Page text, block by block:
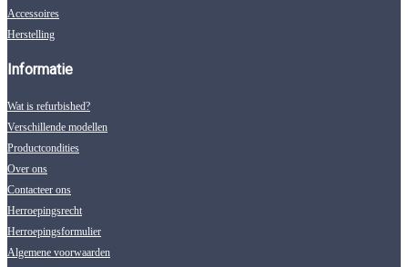
Accessoires
Herstelling
Informatie
Wat is refurbished?
Verschillende modellen
Productcondities
Over ons
Contacteer ons
Herroepingsrecht
Herroepingsformulier
Algemene voorwaarden